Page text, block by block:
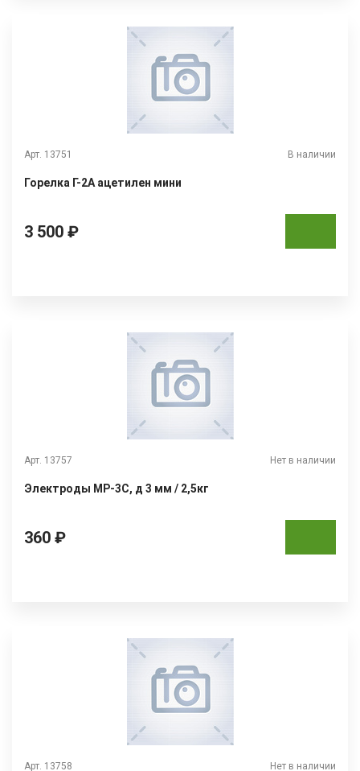
Арт. 13751 В наличии
Горелка Г-2А ацетилен мини
3 500 ₽
Арт. 13757 Нет в наличии
Электроды МР-3С, д 3 мм / 2,5кг
360 ₽
Арт. 13758 Нет в наличии